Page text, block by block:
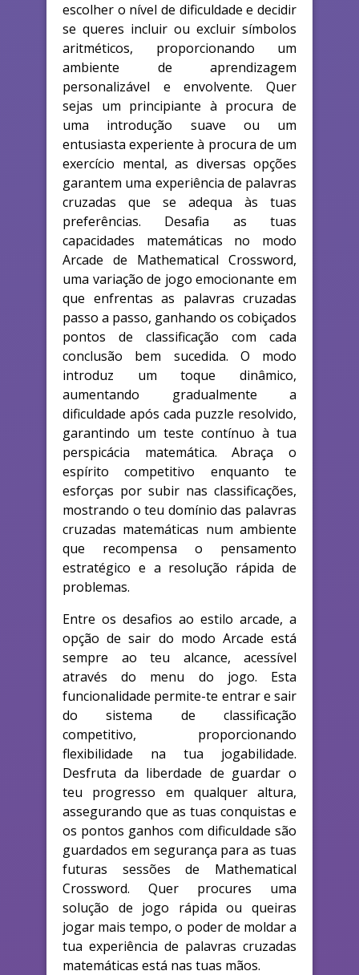
escolher o nível de dificuldade e decidir
se queres incluir ou excluir símbolos
aritméticos, proporcionando um
ambiente de aprendizagem
personalizável e envolvente. Quer
sejas um principiante à procura de
uma introdução suave ou um
entusiasta experiente à procura de um
exercício mental, as diversas opções
garantem uma experiência de palavras
cruzadas que se adequa às tuas
preferências. Desafia as tuas
capacidades matemáticas no modo
Arcade de Mathematical Crossword,
uma variação de jogo emocionante em
que enfrentas as palavras cruzadas
passo a passo, ganhando os cobiçados
pontos de classificação com cada
conclusão bem sucedida. O modo
introduz um toque dinâmico,
aumentando gradualmente a
dificuldade após cada puzzle resolvido,
garantindo um teste contínuo à tua
perspicácia matemática. Abraça o
espírito competitivo enquanto te
esforças por subir nas classificações,
mostrando o teu domínio das palavras
cruzadas matemáticas num ambiente
que recompensa o pensamento
estratégico e a resolução rápida de
problemas.
Entre os desafios ao estilo arcade, a
opção de sair do modo Arcade está
sempre ao teu alcance, acessível
através do menu do jogo. Esta
funcionalidade permite-te entrar e sair
do sistema de classificação
competitivo, proporcionando
flexibilidade na tua jogabilidade.
Desfruta da liberdade de guardar o
teu progresso em qualquer altura,
assegurando que as tuas conquistas e
os pontos ganhos com dificuldade são
guardados em segurança para as tuas
futuras sessões de Mathematical
Crossword. Quer procures uma
solução de jogo rápida ou queiras
jogar mais tempo, o poder de moldar a
tua experiência de palavras cruzadas
matemáticas está nas tuas mãos.